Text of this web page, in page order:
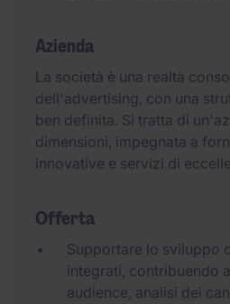
Azienda
La società è una realtà
dell'advertising, con una
ben definita. Si tratta di
dimensioni, impegnata a
innovative e servizi di
Offerta
Supportare lo sviluppo
integrati, contribuendo
audience, analisi dei